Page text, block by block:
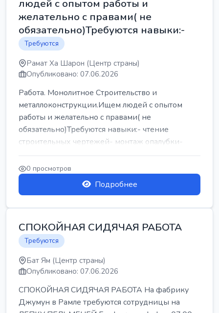
людей с опытом работы и
желательно с правами( не
обязательно)Требуются навыки:-
Требуются
Рамат Ха Шарон (Центр страны)
Опубликовано: 07.06.2026
Работа. Монолитное Строительство и
металлоконструкции.Ищем людей с опытом
работы и желательно с правами( не
обязательно)Требуются навыки:- чтение
строительных чертежей- монтаж опалубки-
армокаркасыОпл...
0 просмотров
Подробнее
СПОКОЙНАЯ СИДЯЧАЯ РАБОТА
Требуются
Бат Ям (Центр страны)
Опубликовано: 07.06.2026
СПОКОЙНАЯ СИДЯЧАЯ РАБОТА На фабрику
Джумун в Рамле требуются сотрудницы на